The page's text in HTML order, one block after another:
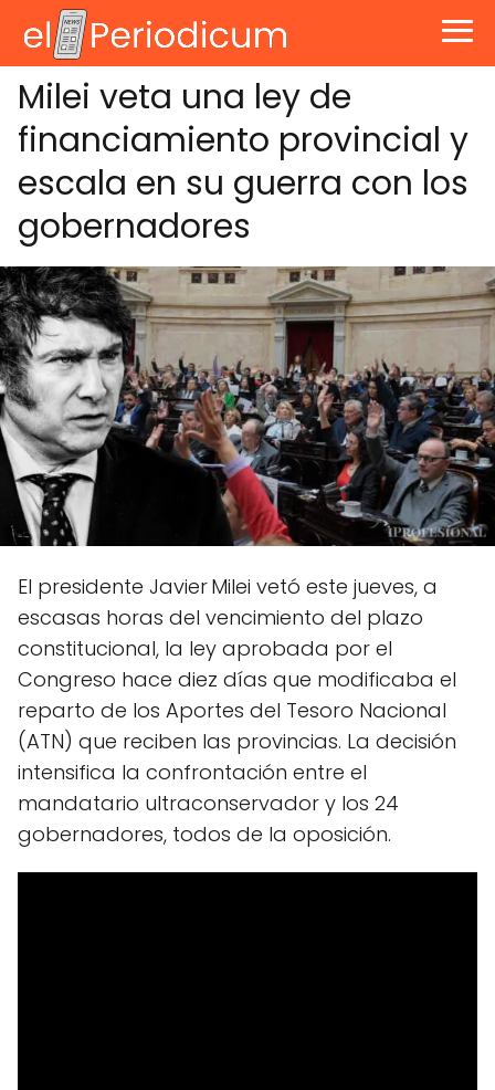
Milei veta una ley de
financiamiento provincial y
escala en su guerra con los
gobernadores
El presidente Javier Milei vetó este jueves, a
escasas horas del vencimiento del plazo
constitucional, la ley aprobada por el
Congreso hace diez días que modificaba el
reparto de los Aportes del Tesoro Nacional
(ATN) que reciben las provincias. La decisión
intensifica la confrontación entre el
mandatario ultraconservador y los 24
gobernadores, todos de la oposición.